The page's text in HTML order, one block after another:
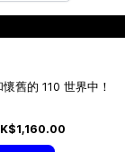
舊的 110 世界中！